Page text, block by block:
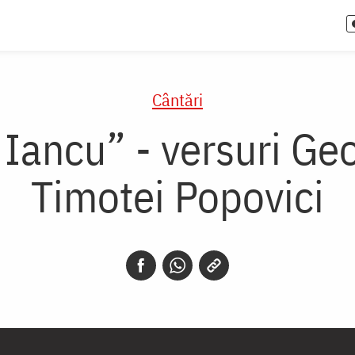
Cântări
- versuri
Timotei Popovici